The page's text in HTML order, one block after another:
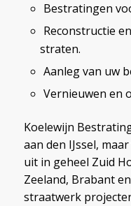
Bestratingen
Reconstructie
straten.
Aanleg van uw
Vernieuwen en
Koelewijn
aan den IJssel,
uit in geheel Zuid
Zeeland, Brabant
straatwerk